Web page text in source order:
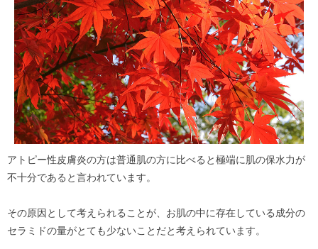
アトピー性皮膚炎の方は普通肌の方に比べると極端に肌の保水力が
不十分であると言われています。
その原因として考えられることが、お肌の中に存在している成分の
セラミドの量がとても少ないことだと考えられています。